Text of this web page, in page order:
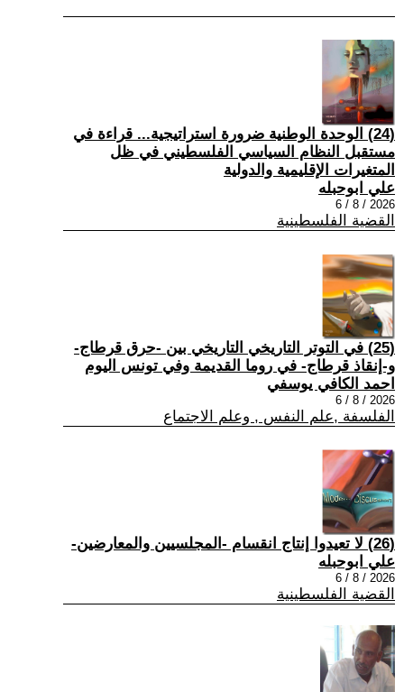
(24) الوحدة الوطنية ضرورة استراتيجية... قراءة في
مستقبل النظام السياسي الفلسطيني في ظل
المتغيرات الإقليمية والدولية
علي ابوحبله
2026 / 8 / 6
القضية الفلسطينية
(25) في التوتر التاريخي التاريخي بين -حرق قرطاج-
و-إنقاذ قرطاج- في روما القديمة وفي تونس اليوم
احمد الكافي يوسفي
2026 / 8 / 6
الفلسفة ,علم النفس , وعلم الاجتماع
(26) لا تعيدوا إنتاج انقسام -المجلسيين والمعارضين-
علي ابوحبله
2026 / 8 / 6
القضية الفلسطينية